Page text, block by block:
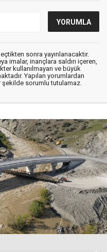
sonra yayınlanacaktır.
imalar, inançlara saldırı içeren,
kullanılmayan ve büyük
Yapılan yorumlardan
şekilde sorumlu tutulamaz.